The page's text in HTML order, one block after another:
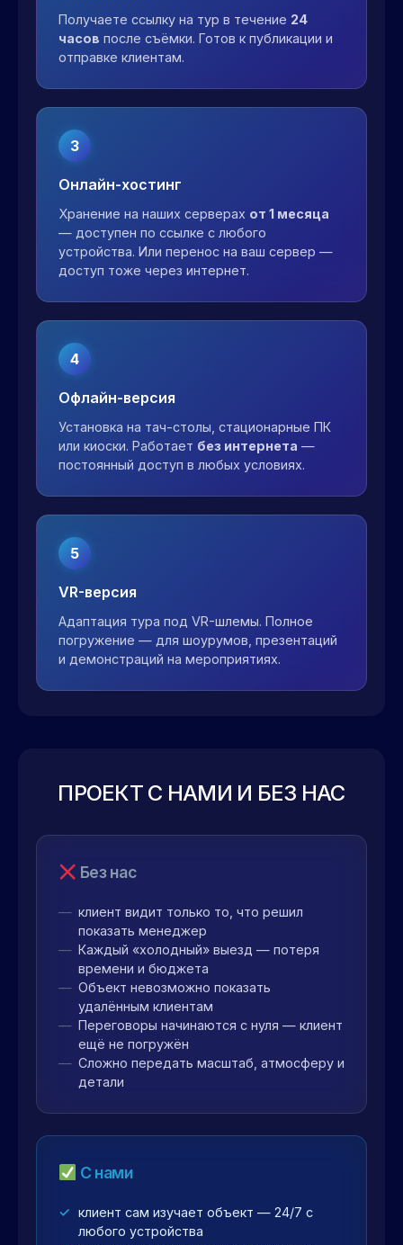
Получаете ссылку на тур в течение 24
часов после съёмки. Готов к публикации и
отправке клиентам.
3
Онлайн-хостинг
Хранение на наших серверах от 1 месяца
— доступен по ссылке с любого
устройства. Или перенос на ваш сервер —
доступ тоже через интернет.
4
Офлайн-версия
Установка на тач-столы, стационарные ПК
или киоски. Работает без интернета —
постоянный доступ в любых условиях.
5
VR-версия
Адаптация тура под VR-шлемы. Полное
погружение — для шоурумов, презентаций
и демонстраций на мероприятиях.
ПРОЕКТ С НАМИ И БЕЗ НАС
Без нас
клиент видит только то, что решил
показать менеджер
Каждый «холодный» выезд — потеря
времени и бюджета
Объект невозможно показать
удалённым клиентам
Переговоры начинаются с нуля — клиент
ещё не погружён
Сложно передать масштаб, атмосферу и
детали
С нами
клиент сам изучает объект — 24/7 с
любого устройства